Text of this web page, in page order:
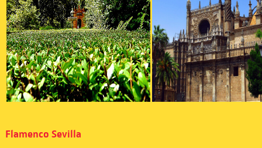
Flamenco Sevilla